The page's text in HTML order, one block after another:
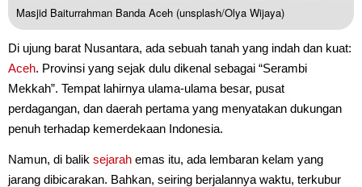
Masjid Baiturrahman Banda Aceh (unsplash/Olya Wijaya)
Di ujung barat Nusantara, ada sebuah tanah yang indah dan kuat:
Aceh. Provinsi yang sejak dulu dikenal sebagai “Serambi
Mekkah”. Tempat lahirnya ulama-ulama besar, pusat
perdagangan, dan daerah pertama yang menyatakan dukungan
penuh terhadap kemerdekaan Indonesia.
Namun, di balik sejarah emas itu, ada lembaran kelam yang
jarang dibicarakan. Bahkan, seiring berjalannya waktu, terkubur